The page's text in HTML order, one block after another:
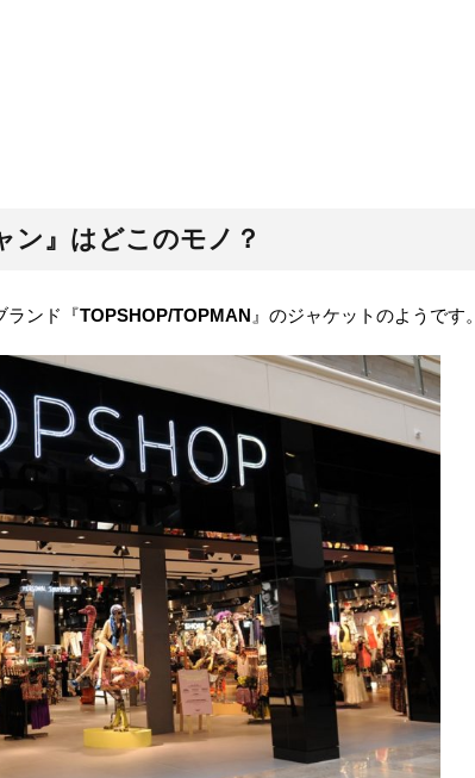
ン』はどこのモノ？
ランド『TOPSHOP/TOPMAN 』のジャケットのようです。